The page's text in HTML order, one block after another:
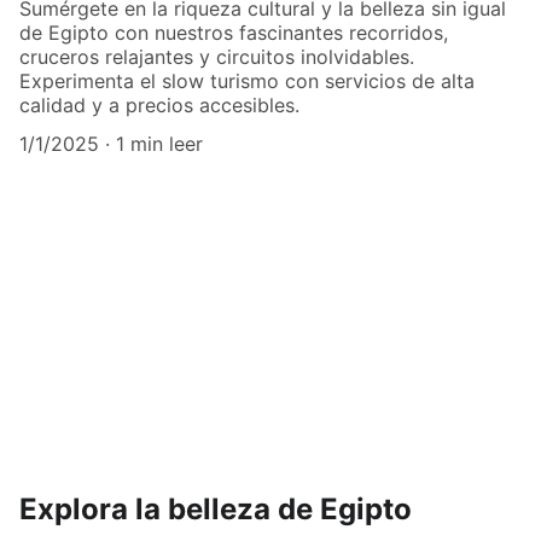
Sumérgete en la riqueza cultural y la belleza sin igual
de Egipto con nuestros fascinantes recorridos,
cruceros relajantes y circuitos inolvidables.
Experimenta el slow turismo con servicios de alta
calidad y a precios accesibles.
1/1/2025
1 min leer
Explora la belleza de Egipto